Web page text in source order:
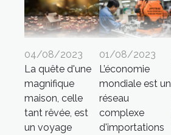
04/08/2023
La quête d'une
magnifique
maison, celle
tant rêvée, est
un voyage
01/08/2023
L’économie
mondiale est un
réseau
complexe
d'importations